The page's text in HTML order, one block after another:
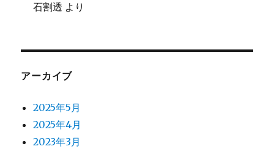
石割透 より
アーカイブ
2025年5月
2025年4月
2023年3月